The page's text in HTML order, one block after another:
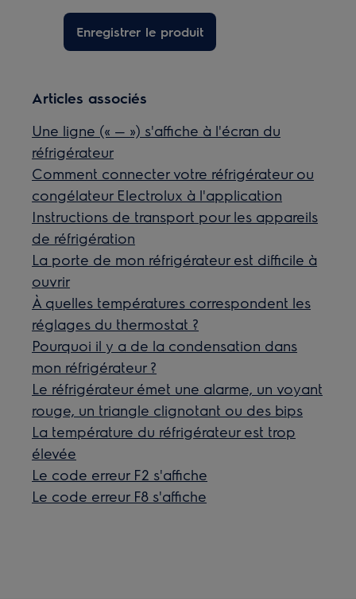
Enregistrer le produit
Articles associés
Une ligne (« — ») s'affiche à l'écran du
réfrigérateur
Comment connecter votre réfrigérateur ou
congélateur Electrolux à l'application
Instructions de transport pour les appareils
de réfrigération
La porte de mon réfrigérateur est difficile à
ouvrir
À quelles températures correspondent les
réglages du thermostat ?
Pourquoi il y a de la condensation dans
mon réfrigérateur ?
Le réfrigérateur émet une alarme, un voyant
rouge, un triangle clignotant ou des bips
La température du réfrigérateur est trop
élevée
Le code erreur F2 s'affiche
Le code erreur F8 s'affiche